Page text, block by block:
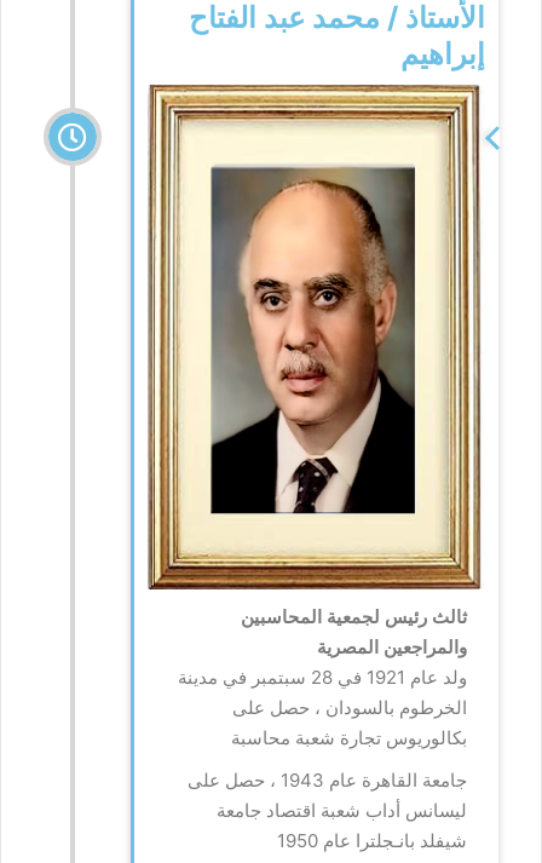
الأستاذ / محمد عبد الفتاح
إبراهيم
ثالث رئيس لجمعية المحاسبين
والمراجعين المصرية
ولد عام 1921 في 28 سبتمبر في مدينة
الخرطوم بالسودان ، حصل على
بكالوريوس تجارة شعبة محاسبة
جامعة القاهرة عام 1943 ، حصل على
ليسانس أداب شعبة اقتصاد جامعة
شيفلد بانـجلترا عام 1950